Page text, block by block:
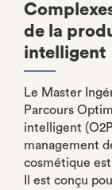
de la
intelligent
Le Master
Parcours
intelligent
management
cosmétique
Il est conçu